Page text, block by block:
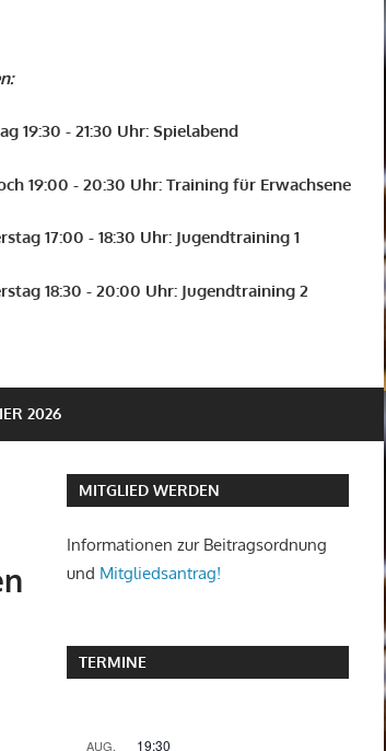
19:30 - 21:30 Uhr: Spielabend
19:00 - 20:30 Uhr: Training für Erwachsene
17:00 - 18:30 Uhr: Jugendtraining 1
18:30 - 20:00 Uhr: Jugendtraining 2
2026
MITGLIED WERDEN
Informationen zur Beitragsordnung
und Mitgliedsantrag!
TERMINE
AUG. 19:30